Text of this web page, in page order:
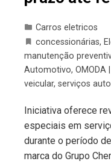
Carros eletricos
concessionárias,
manutenção
Automotivo, OMODA
veicular, serviços
Iniciativa oferece
especiais em
durante o período
marca do Grupo